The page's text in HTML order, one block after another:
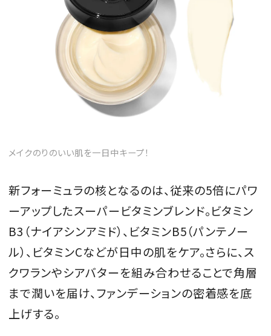
メイクのりのいい肌を一日中キープ！
新フォーミュラの核となるのは、従来の5倍にパワ
ーアップしたスーパービタミンブレンド。ビタミン
B3（ナイアシンアミド）、ビタミンB5（パンテノー
ル）、ビタミンCなどが日中の肌をケア。さらに、ス
クワランやシアバターを組み合わせることで角層
まで潤いを届け、ファンデーションの密着感を底
上げする。